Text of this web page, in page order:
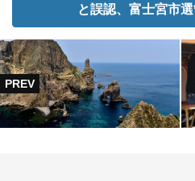
と誤認、富士宮市選